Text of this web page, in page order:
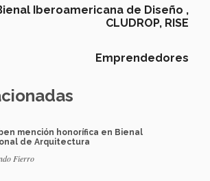
Iberoamericana de Diseño ,
CLUDROP, RISE
Emprendedores
mención honorífica en Bienal
de Arquitectura
Fierro